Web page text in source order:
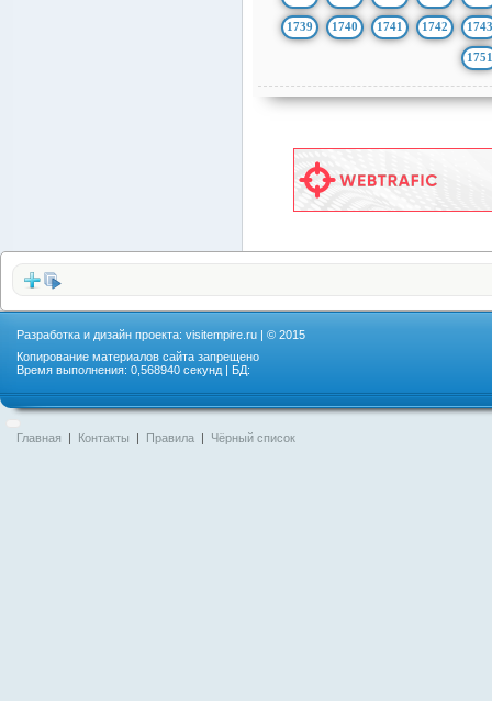
1739 1740 1741 1742 1743
1751
Разработка и дизайн проекта: visitempire.ru | © 2015
Копирование материалов сайта запрещено
Время выполнения: 0,568940 секунд | БД:
Главная | Контакты | Правила | Чёрный список